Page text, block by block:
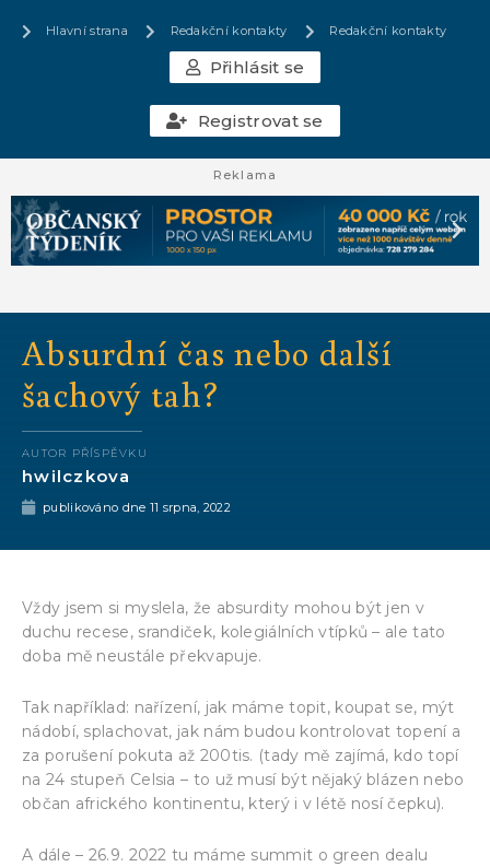
Hlavní strana Redakční kontakty Redakční kontakty
Přihlásit se
Registrovat se
Reklama
Absurdní čas nebo další
šachový tah?
AUTOR PŘÍSPĚVKU
hwilczkova
publikováno dne 11 srpna, 2022
Vždy jsem si myslela, že absurdity mohou být jen v
duchu recese, srandiček, kolegiálních vtípků – ale tato
doba mě neustále překvapuje.
Tak například: nařízení, jak máme topit, koupat se, mýt
nádobí, splachovat, jak nám budou kontrolovat topení a
za porušení pokuta až 200tis. (tady mě zajímá, kdo topí
na 24 stupeň Celsia – to už musí být nějaký blázen nebo
občan afrického kontinentu, který i v létě nosí čepku).
A dále – 26.9. 2022 tu máme summit o green dealu